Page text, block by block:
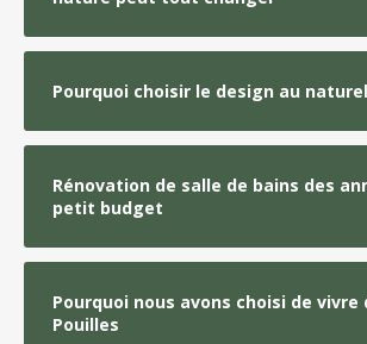
Pourquoi choisir le design au naturel
Rénovation de salle de bains des
petit budget
Pourquoi nous avons choisi de vivre
Pouilles